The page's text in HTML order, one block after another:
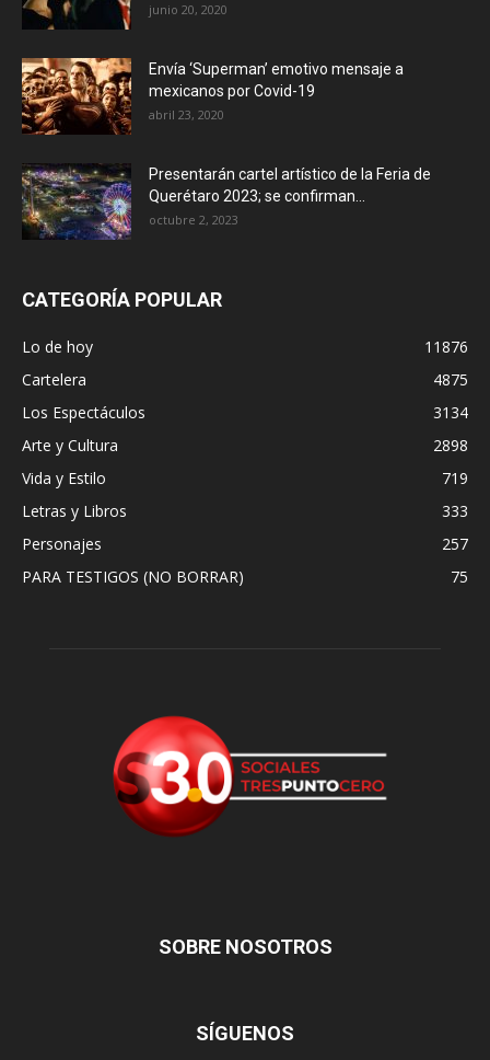
junio 20, 2020
Envía ‘Superman’ emotivo mensaje a
mexicanos por Covid-19
abril 23, 2020
Presentarán cartel artístico de la Feria de
Querétaro 2023; se confirman...
octubre 2, 2023
CATEGORÍA POPULAR
Lo de hoy
11876
Cartelera
4875
Los Espectáculos
3134
Arte y Cultura
2898
Vida y Estilo
719
Letras y Libros
333
Personajes
257
PARA TESTIGOS (NO BORRAR)
75
SOBRE NOSOTROS
SÍGUENOS